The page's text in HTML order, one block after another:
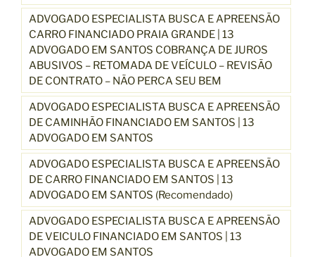
ADVOGADO ESPECIALISTA BUSCA E APREENSÃO
CARRO FINANCIADO PRAIA GRANDE | 13
ADVOGADO EM SANTOS COBRANÇA DE JUROS
ABUSIVOS – RETOMADA DE VEÍCULO – REVISÃO
DE CONTRATO – NÃO PERCA SEU BEM
ADVOGADO ESPECIALISTA BUSCA E APREENSÃO
DE CAMINHÃO FINANCIADO EM SANTOS | 13
ADVOGADO EM SANTOS
ADVOGADO ESPECIALISTA BUSCA E APREENSÃO
DE CARRO FINANCIADO EM SANTOS | 13
ADVOGADO EM SANTOS (Recomendado)
ADVOGADO ESPECIALISTA BUSCA E APREENSÃO
DE VEICULO FINANCIADO EM SANTOS | 13
ADVOGADO EM SANTOS